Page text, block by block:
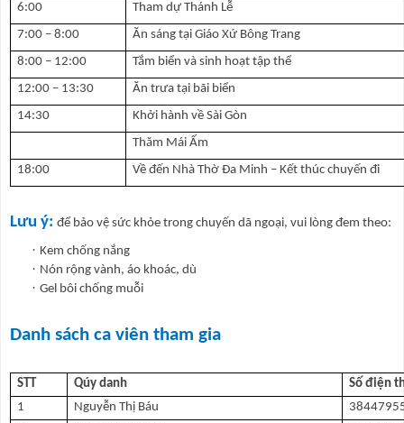
6:00
Tham dự Thánh Lễ
7:00 – 8:00
Ăn sáng tại Giáo Xứ Bông Trang
8:00 – 12:00
Tắm biển và sinh hoạt tập thể
12:00 – 13:30
Ăn trưa tại bãi biển
14:30
Khởi hành về Sài Gòn
Thăm Mái Ấm
18:00
Về đến Nhà Thờ Đa Minh – Kết thúc chuyến đi
Lưu ý: để bảo vệ sức khỏe trong chuyến dã ngoại, vui lòng đem theo:
· Kem chống nắng
· Nón rộng vành, áo khoác, dù
· Gel bôi chống muỗi
Danh sách ca viên tham gia
STT Qúy danh
Số điện
1
Nguyễn Thị Báu